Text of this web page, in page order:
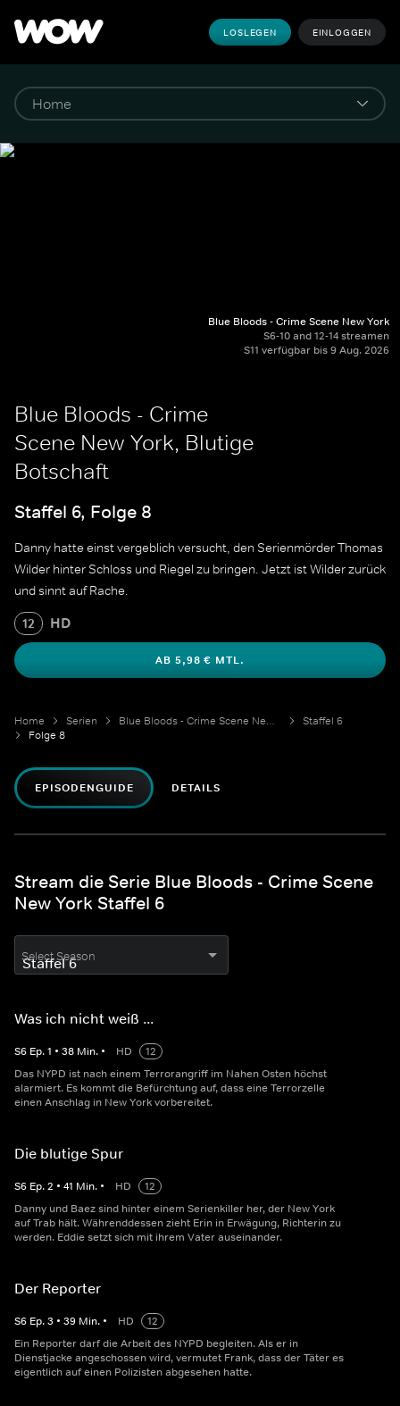
LOSLEGEN EINLOGGEN
Blue Bloods - Crime Scene New York
S6-10 and 12-14 streamen
S11 verfügbar bis 9 Aug. 2026
Blue Bloods - Crime
Scene New York, Blutige
Botschaft
Staffel 6, Folge 8
Danny hatte einst vergeblich versucht, den Serienmörder Thomas
Wilder hinter Schloss und Riegel zu bringen. Jetzt ist Wilder zurück
und sinnt auf Rache.
12 HD
AB 5,98 € MTL.
Home Serien Blue Bloods - Crime Scene New York
Staffel 6
Folge 8
EPISODENGUIDE DETAILS
Stream die Serie Blue Bloods - Crime Scene
New York Staffel 6
Select Season
Was ich nicht weiß ...
S6 Ep.1 • 38 Min. • HD
12
Das NYPD ist nach einem Terrorangriff im Nahen Osten höchst
alarmiert. Es kommt die Befürchtung auf, dass eine Terrorzelle
einen Anschlag in New York vorbereitet.
Die blutige Spur
S6 Ep.2 • 41 Min. • HD
12
Danny und Baez sind hinter einem Serienkiller her, der New York
auf Trab hält. Währenddessen zieht Erin in Erwägung, Richterin zu
werden. Eddie setzt sich mit ihrem Vater auseinander.
Der Reporter
S6 Ep.3 • 39 Min. • HD
12
Ein Reporter darf die Arbeit des NYPD begleiten. Als er in
Dienstjacke angeschossen wird, vermutet Frank, dass der Täter es
eigentlich auf einen Polizisten abgesehen hatte.